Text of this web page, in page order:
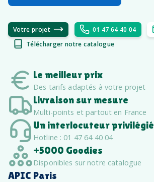
Votre projet 01 47 64 40 04
Télécharger notre catalogue
Le meilleur prix
Des tarifs adaptés à votre projet
Livraison sur mesure
Multi-points et partout en France
Un interlocuteur privilégié
Hotline : 01 47 64 40 04
+5000 Goodies
Disponibles sur notre catalogue
APIC Paris